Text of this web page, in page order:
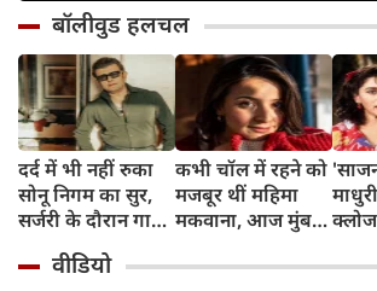
बॉलीवुड हलचल
दर्द में भी नहीं रुका
सोनू निगम का सुर,
सर्जरी के दौरान गाया
क्लासिक गाना
कभी चॉल में रहने को
मजबूर थीं महिमा
मकवाना, आज मुंबई
और करोड़ों की दौलतने
वीडियो